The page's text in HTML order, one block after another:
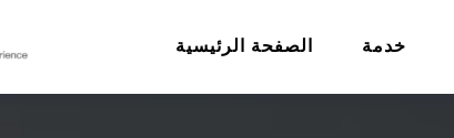
الصفحة الرئيسية خدمة